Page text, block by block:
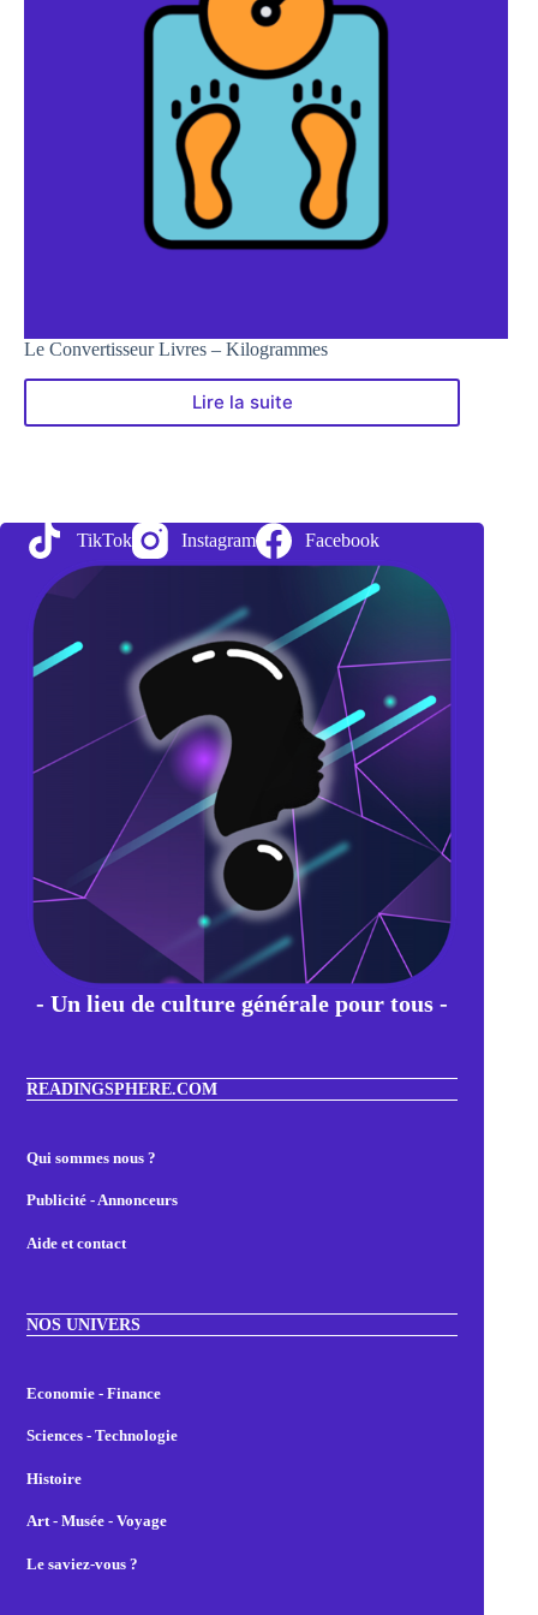
Le Convertisseur Livres – Kilogrammes
Lire la suite
Le
TikTok Instagram Facebook
- Un lieu de culture générale pour tous -
READINGSPHERE.COM
Qui sommes nous ?
Publicité - Annonceurs
Aide et contact
NOS UNIVERS
Economie - Finance
Sciences - Technologie
Histoire
Art - Musée - Voyage
Le saviez-vous ?